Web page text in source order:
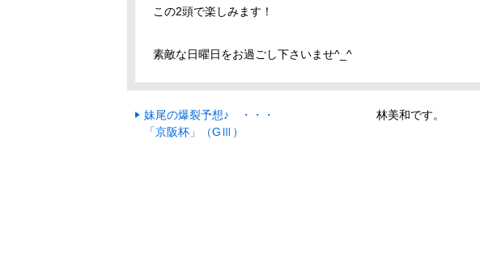
この2頭で楽しみます！
素敵な日曜日をお過ごし下さいませ^_^
妹尾の爆裂予想♪ ・・・
「京阪杯」（GⅢ）
林美和です。